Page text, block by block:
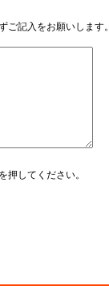
ご記入をお願いします。
押してください。